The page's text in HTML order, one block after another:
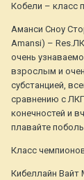
Кобели – класс
Аманси Сноу
Amansi) –
очень
взрослым и
субстанцией,
сравнению с
конечностей и
плавайте
Класс
Кибеллайн Вайт